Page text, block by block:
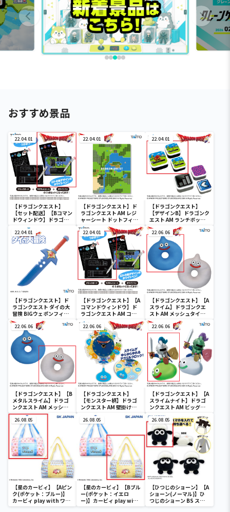
おすすめ景品
22.04.01
【ドラゴンクエスト】
【セット配送】【Bコマン
ドウィンドウ】ドラゴン
クエスト AM コマンドウ
ィンドウ ブラックボード
22.04.01
【ドラゴンクエスト】ド
ラゴンクエスト AM レジ
ャーシート ドットフィー
ルド
22.04.01
【ドラゴンクエスト】
【デザインB】ドラゴンク
エスト AM ランチボック
ス ドットフィールド
22.04.01
【ドラゴンクエスト】ド
ラゴンクエスト ダイの大
冒険 BIGウェポンフィギ
ュアコレクション ～パプ
ニカのナイフ～
22.04.01
【ドラゴンクエスト】【A
コマンドウィンドウ】ド
ラゴンクエスト AM コマ
ンドウィンドウ ブラック
ボード
22.06.06
【ドラゴンクエスト】【A
スライム】ドラゴンクエ
スト AM メッシュタイプ
円座クッション スライム
＆メタルスライム
22.06.06
【ドラゴンクエスト】【B
メタルスライム】ドラゴ
ンクエスト AM メッシュ
タイプ円座クッション ス
ライム＆メタルスライム
22.06.06
【ドラゴンクエスト】
【モンスター柄】ドラゴ
ンクエスト AM 壁掛け時
計 ～モンスターがいっぱ
い！編～
22.06.06
【ドラゴンクエスト】【A
スライムナイト】ドラゴ
ンクエスト AM ビッグク
リアフィギュア スライム
ナイト＆メタルライダー
26.08.05
【星のカービィ】【Aピン
ク(ポケット：ブルー)】
カービィ play with ワド
ルディ ボストンバッグ
26.08.05
【星のカービィ】【Bブル
ー(ポケット：イエロ
ー)】カービィ play with
ワドルディ ボストンバッ
26.08.05
【ひつじのショーン】【A
ショーン(ノーマル)】ひ
つじのショーン BS スマ
ホショーンルダー